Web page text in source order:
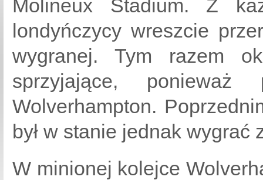
Molineux Stadium. Z
londyńczycy wreszcie
wygranej. Tym razem
sprzyjające, ponieważ
Wolverhampton.
był w stanie jednak wygrać
W minionej kolejce